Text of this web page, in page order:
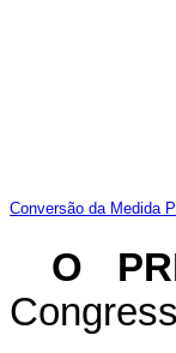
Conversão da Medida
O